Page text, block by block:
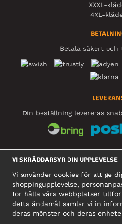
XXXL-
4XL-
Betala säkert och
Din beställning levereras
SOCIALA
FÖRETAG
Motley Denim
Narva mnt 5, EE-
VI SKRÄDDARSYR DIN UPPLEVELSE
Vi använder cookies för att ge
shoppingupplevelse,
för hålla våra webbplatser
detta ändamål samlar vi in
deras mönster och deras